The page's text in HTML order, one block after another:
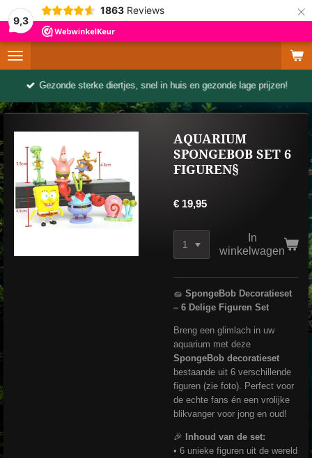
9,3
1863 Reviews ×
Gezonde sterke diertjes, snel in huis en gezonde lage prijzen!
AQUARIUM
SPONGEBOB SET 6
FIGUREN§
€ 19,95
In
winkelwagen
🧽 SpongeBob Decoratieset
– 6 Delige Figuren Set
Breng een glimlach in uw
aquarium met deze
SpongeBob decoratieset
bestaande uit 6 verschillende
figuren (zie foto). Perfect voor
de echte fans én een vrolijke
blikvanger voor jong en oud!
🎉 Inhoud van de set:
• 6 unieke figuren uit de wereld